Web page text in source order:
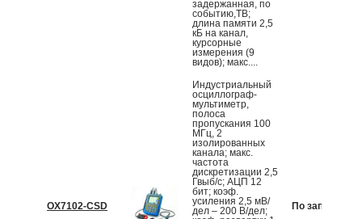
задержанная, по
событию,ТВ;
длина памяти 2,5
кБ на канал,
курсорные
измерения (9
видов); макс....
OX7102-CSD
Индустриальный
осциллограф-
мультиметр,
полоса
пропускания 100
МГц, 2
изолированных
канала; макс.
частота
дискретизации 2,5
Гвыб/с; АЦП 12
бит; коэф.
усиления 2,5 мВ/
дел – 200 В/дел;
По запросу